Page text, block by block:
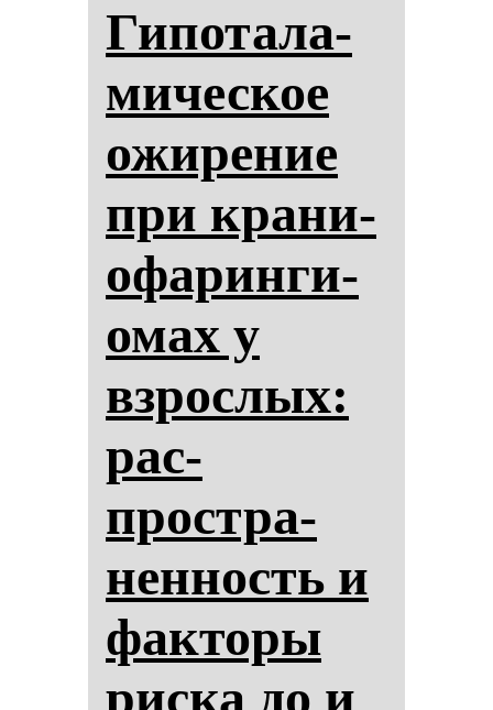
Ги­по­та­ла­
ми­чес­кое
ожи­ре­ние
при кра­ни­
офа­рин­ги­
омах у
взрос­лых:
рас­
простра­
нен­ность и
фак­то­ры
рис­ка до и